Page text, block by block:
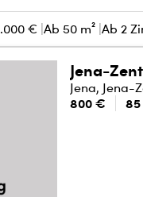
€ Ab 50 m² Ab 2
Jena-
Jena, Jena-
800 € 85